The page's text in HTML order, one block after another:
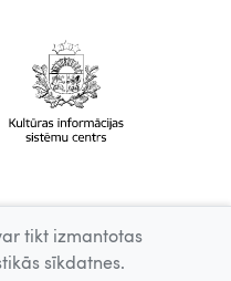
tikt izmantotas
sīkdatnes.